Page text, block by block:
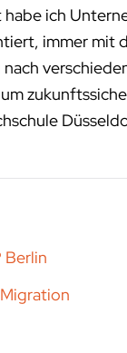
ich
immer mit
Berlin